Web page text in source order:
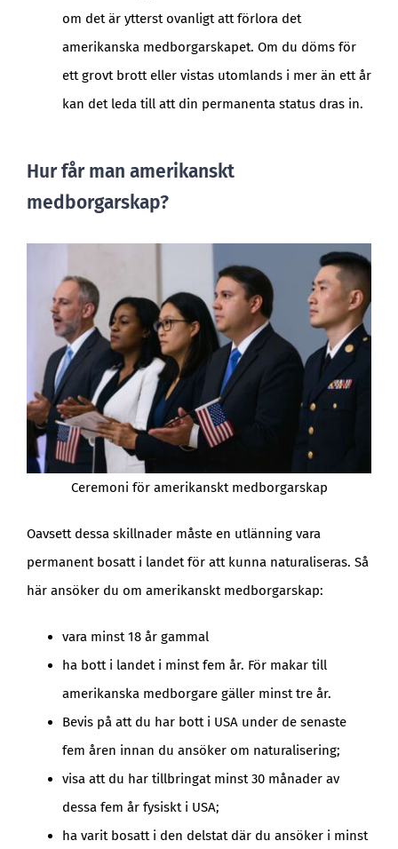
om det är ytterst ovanligt att förlora det
amerikanska medborgarskapet. Om du döms för
ett grovt brott eller vistas utomlands i mer än ett år
kan det leda till att din permanenta status dras in.
Hur får man amerikanskt
medborgarskap?
Ceremoni för amerikanskt medborgarskap
Oavsett dessa skillnader måste en utlänning vara
permanent bosatt i landet för att kunna naturaliseras. Så
här ansöker du om amerikanskt medborgarskap:
vara minst 18 år gammal
ha bott i landet i minst fem år. För makar till
amerikanska medborgare gäller minst tre år.
Bevis på att du har bott i USA under de senaste
fem åren innan du ansöker om naturalisering;
visa att du har tillbringat minst 30 månader av
dessa fem år fysiskt i USA;
ha varit bosatt i den delstat där du ansöker i minst